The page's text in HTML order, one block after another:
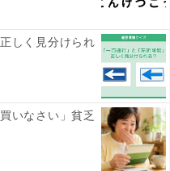
しく見分けられ
いなさい」貧乏